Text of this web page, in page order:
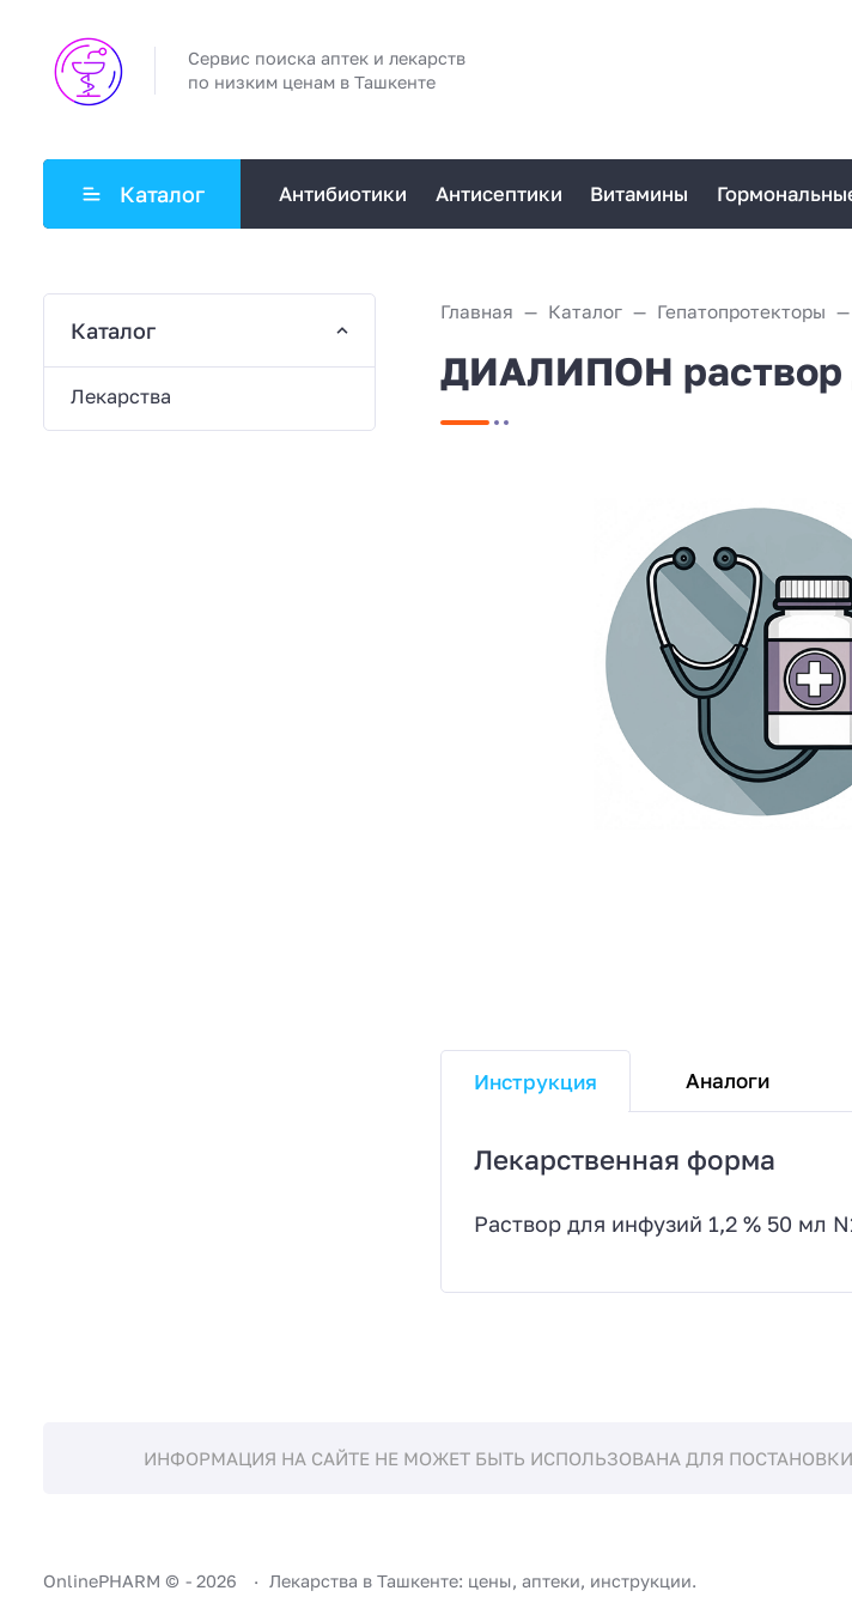
Сервис поиска аптек и лекарств
по низким ценам в Ташкенте
Каталог Антибиотики Антисептики Витамины
Главная Каталог Гепатопротекторы
ДИАЛИПОН раствор
Инструкция Аналоги
Лекарственная форма
Раствор для инфузий 1,2 % 50 мл
Каталог
Лекарства
ИНФОРМАЦИЯ НА САЙТЕ НЕ МОЖЕТ БЫТЬ ИСПОЛЬЗОВАНА ДЛЯ
OnlinePHARM © - 2026 Лекарства в Ташкенте: цены, аптеки, инструкции.